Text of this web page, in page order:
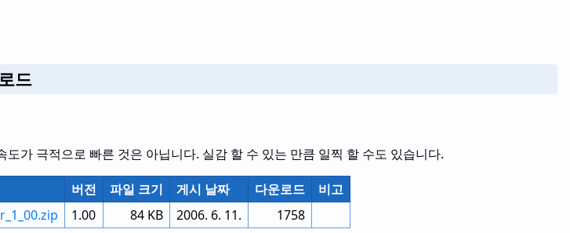
드
가 극적으로 빠른 것은 아닙니다. 실감 할 수 있는 만큼 일찍 할 수도 있습니다.
버전 파일 크기 게시 날짜 다운로드
비고
1.00 84 KB 2006. 6. 11. 1758